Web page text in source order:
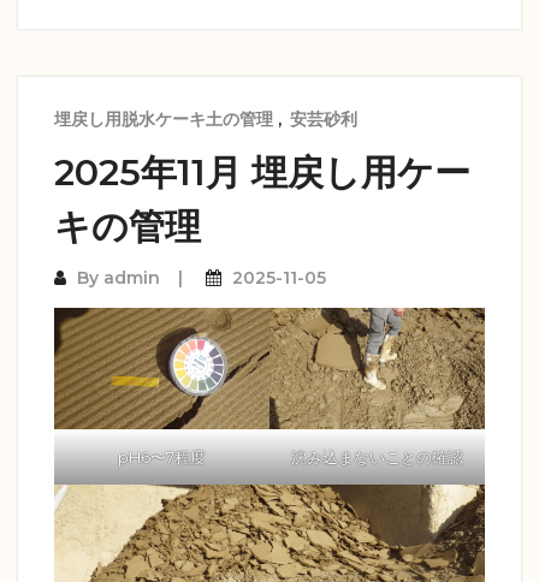
埋戻し用脱水ケーキ土の管理 , 安芸砂利
2025年11月 埋戻し用ケー
キの管理
By admin 2025-11-05
pH6〜7程度 沈み込まないことの確認